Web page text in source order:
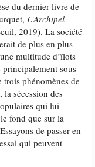
du dernier livre de
L’Archipel
2019). La société
de plus en plus
multitude d’îlots
principalement sous
trois phénomènes de
sécession des
qui lui
fond que sur la
de passer en
qui peuvent